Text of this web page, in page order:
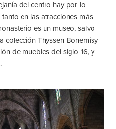
del centro hay por lo
en las atracciones más
es un museo, salvo
colección Thyssen-Bonemisy
de muebles del siglo 16, y